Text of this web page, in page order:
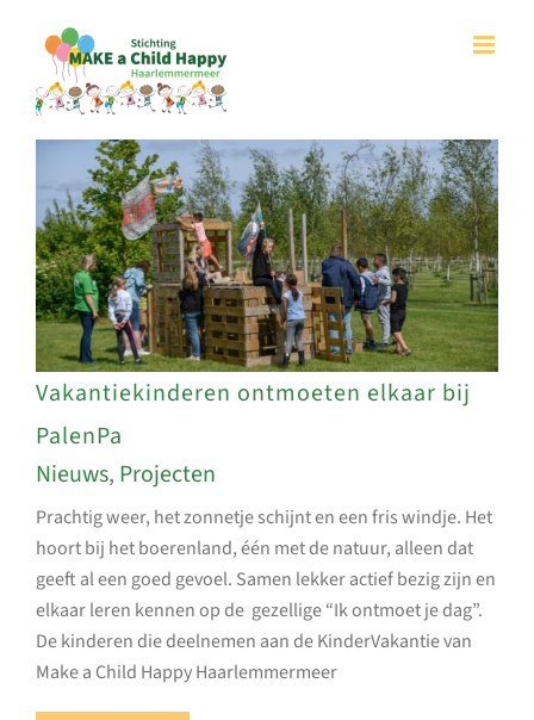
inhoud
Vakantiekinderen ontmoeten elkaar bij
PalenPa
Vakantiekinderen ontmoeten elkaar bij
PalenPa
Nieuws, Projecten
Prachtig weer, het zonnetje schijnt en een fris windje. Het
hoort bij het boerenland, één met de natuur, alleen dat
geeft al een goed gevoel. Samen lekker actief bezig zijn en
elkaar leren kennen op de gezellige “Ik ontmoet je dag”.
De kinderen die deelnemen aan de KinderVakantie van
Make a Child Happy Haarlemmermeer